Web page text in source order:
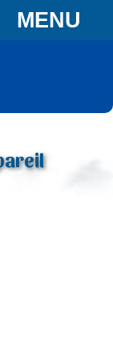
MENU